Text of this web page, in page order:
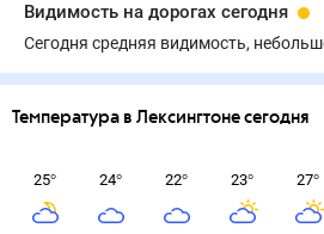
Видимость на дорогах сегодня
Сегодня средняя видимость,
Температура в Лексингтоне сегодня
25° 24° 22° 23° 27°